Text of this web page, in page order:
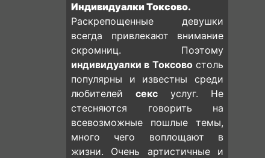
Индивидуалки Токсово.
Раскрепощенные девушки
всегда привлекают внимание
скромниц. Поэтому
индивидуалки в Токсовостоль
популярны и известны среди
любителей секс услуг. Не
стесняются говорить на
всевозможные пошлые темы,
много чего воплощают в
жизни. Очень артистичные и